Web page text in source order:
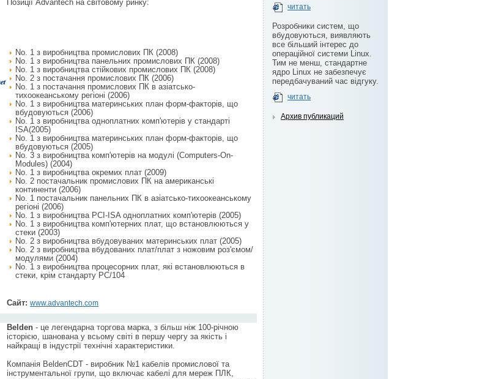
Позиції Advantech на світовому ринку:
No. 1 з виробництва промислових ПК (2008)
No. 1 з виробництва панельних промислових ПК (2008)
No. 1 з виробництва стійкових промислових ПК (2008)
No. 2 з постачання промислових ПК (2006)
No. 1 з постачання промислових ПК в азіатсько-
тихоокеанському регіоні (2006)
No. 1 з виробництва материнських план форм-факторів, що
вбудовуються (2006)
No. 1 з виробництва одноплатних комп'ютерів у стандарті
ISA(2005)
No. 1 з виробництва материнських план форм-факторів, що
вбудовуються (2005)
No. 3 з виробництва комп'ютерів на модулі (Computers-On-
Modules) (2004)
No. 1 з виробництва окремих плат (2009)
No. 2 постачальник промислових ПК на американські
континенти (2006)
No. 1 постачальник панельних ПК в азіатсько-тихоокеанському
регіоні (2006)
No. 1 з виробництва PCI-ISA одноплатних комп'ютерів (2005)
No. 1 з виробництва комп'ютерних плат, що встановлюються у
стеки (2003)
No. 2 з виробництва вбудовуваних материнських плат (2005)
No. 2 з виробництва вбудованих плат/плат з ножовим роз'ємом/
модулями (2004)
No. 1 з виробництва процесорних плат, які встановлюються в
стеки, крім стандарту PC/104
Сайт: www.advantech.com
Belden - це легендарна торгова марка, з більш ніж 100-річною
історією, шанована у всьому світі в першу чергу за якість і
найкращі в індустрії технічні характеристики.
Компанія BeldenCDT - виробник №1 кабелів промислової та
інструментальної групи, що включає кабелі для мереж ПЛК,
читать
Розробники систем, що
вбудовуються, виявляють
все більший інтерес до
операційної системи Linux.
Тим не менш, стандартне
ядро Linux не забезпечує
передбачуваний час відгуку.
читать
Архив публикаций